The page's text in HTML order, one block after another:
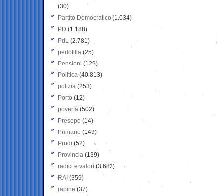
(30)
Partito Democratico (1.034)
PD (1.188)
PdL (2.781)
pedofilia (25)
Pensioni (129)
Politica (40.813)
polizia (253)
Porto (12)
povertà (502)
Presepe (14)
Primarie (149)
Prodi (52)
Provincia (139)
radici e valori (3.682)
RAI (359)
rapine (37)